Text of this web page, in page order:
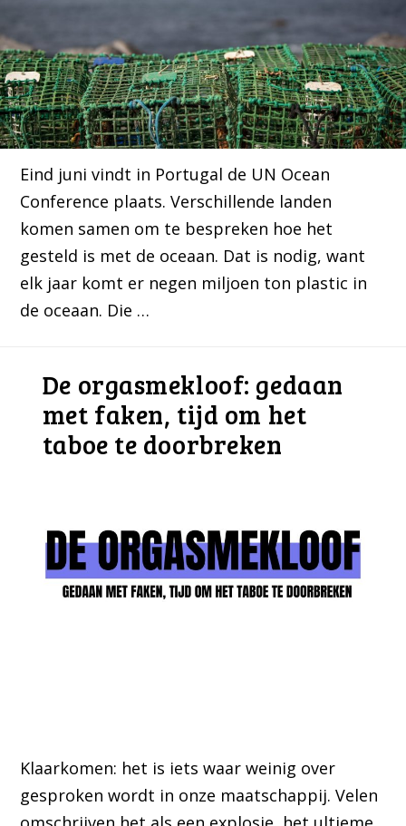
Eind juni vindt in Portugal de UN Ocean
Conference plaats. Verschillende landen
komen samen om te bespreken hoe het
gesteld is met de oceaan. Dat is nodig, want
elk jaar komt er negen miljoen ton plastic in
de oceaan. Die …
De orgasmekloof: gedaan
met faken, tijd om het
taboe te doorbreken
Klaarkomen: het is iets waar weinig over
gesproken wordt in onze maatschappij. Velen